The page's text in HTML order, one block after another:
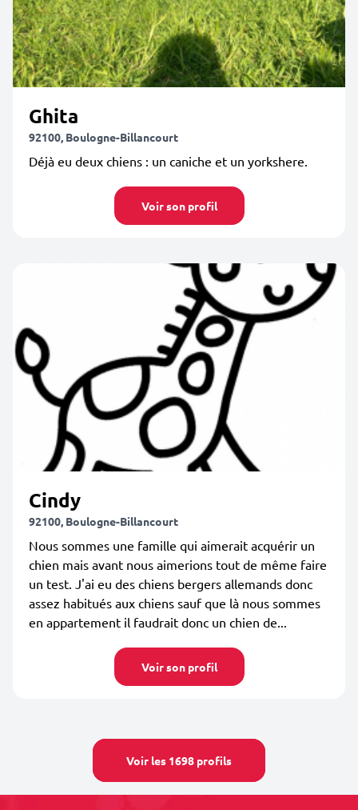
Ghita
92100, Boulogne-Billancourt
Déjà eu deux chiens : un caniche et un yorkshere.
Voir son profil
Cindy
92100, Boulogne-Billancourt
Nous sommes une famille qui aimerait acquérir un
chien mais avant nous aimerions tout de même faire
un test. J'ai eu des chiens bergers allemands donc
assez habitués aux chiens sauf que là nous sommes
en appartement il faudrait donc un chien de...
Voir son profil
Voir les 1698 profils